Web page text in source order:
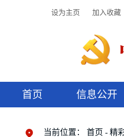
设为主页 加入收藏
首页 信息公开
当前位置： 首页 精